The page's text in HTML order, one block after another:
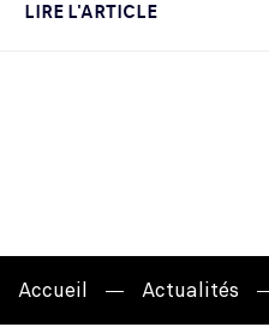
LIRE L'ARTICLE
Accueil Actualités